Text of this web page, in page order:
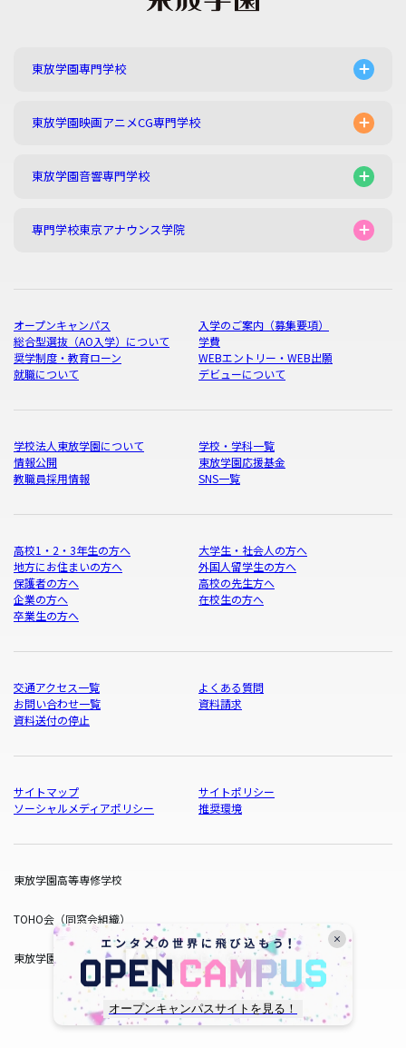
オープンキャンパスサイトを見る！
東放学園専門学校
東放学園映画アニメCG専門学校
東放学園音響専門学校
専門学校東京アナウンス学院
オープンキャンパス
入学のご案内（募集要項）
総合型選抜（AO入学）について
学費
奨学制度・教育ローン
WEBエントリー・WEB出願
就職について
デビューについて
学校法人東放学園について
学校・学科一覧
情報公開
東放学園応援基金
教職員採用情報
SNS一覧
高校1・2・3年生の方へ
大学生・社会人の方へ
地方にお住まいの方へ
外国人留学生の方へ
保護者の方へ
高校の先生方へ
企業の方へ
在校生の方へ
卒業生の方へ
交通アクセス一覧
よくある質問
お問い合わせ一覧
資料請求
資料送付の停止
サイトマップ
サイトポリシー
ソーシャルメディアポリシー
推奨環境
東放学園高等専修学校
TOHO会（同窓会組織）
東放学園サービス
copyright © TOHO GAKUEN All Rights Reserved.